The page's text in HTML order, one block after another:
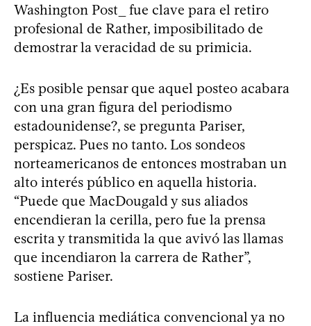
Washington Post_ fue clave para el retiro
profesional de Rather, imposibilitado de
demostrar la veracidad de su primicia.
¿Es posible pensar que aquel posteo acabara
con una gran figura del periodismo
estadounidense?, se pregunta Pariser,
perspicaz. Pues no tanto. Los sondeos
norteamericanos de entonces mostraban un
alto interés público en aquella historia.
“Puede que MacDougald y sus aliados
encendieran la cerilla, pero fue la prensa
escrita y transmitida la que avivó las llamas
que incendiaron la carrera de Rather”,
sostiene Pariser.
La influencia mediática convencional ya no